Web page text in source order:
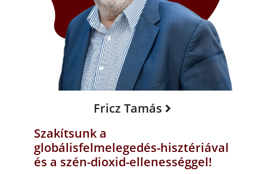
Fricz Tamás
Szakítsunk a
globálisfelmelegedés-hisztériával
és a szén-dioxid-ellenességgel!